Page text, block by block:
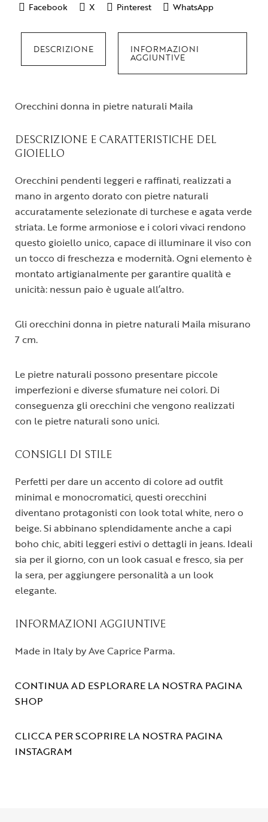
Facebook
X Pinterest WhatsApp
DESCRIZIONE INFORMAZIONI
AGGIUNTIVE
Orecchini donna in pietre naturali Maila
DESCRIZIONE E CARATTERISTICHE DEL
GIOIELLO
Orecchini pendenti leggeri e raffinati, realizzati a
mano in argento dorato con pietre naturali
accuratamente selezionate di turchese e agata verde
striata. Le forme armoniose e i colori vivaci rendono
questo gioiello unico, capace di illuminare il viso con
un tocco di freschezza e modernità. Ogni elemento è
montato artigianalmente per garantire qualità e
unicità: nessun paio è uguale all’altro.
Gli orecchini donna in pietre naturali Maila misurano
7 cm.
Le pietre naturali possono presentare piccole
imperfezioni e diverse sfumature nei colori. Di
conseguenza gli orecchini che vengono realizzati
con le pietre naturali sono unici.
CONSIGLI DI STILE
Perfetti per dare un accento di colore ad outfit
minimal e monocromatici, questi orecchini
diventano protagonisti con look total white, nero o
beige. Si abbinano splendidamente anche a capi
boho chic, abiti leggeri estivi o dettagli in jeans. Ideali
sia per il giorno, con un look casual e fresco, sia per
la sera, per aggiungere personalità a un look
elegante.
INFORMAZIONI AGGIUNTIVE
Made in Italy by Ave Caprice Parma.
CONTINUA AD ESPLORARE LA NOSTRA PAGINA
SHOP
CLICCA PER SCOPRIRE LA NOSTRA PAGINA
INSTAGRAM